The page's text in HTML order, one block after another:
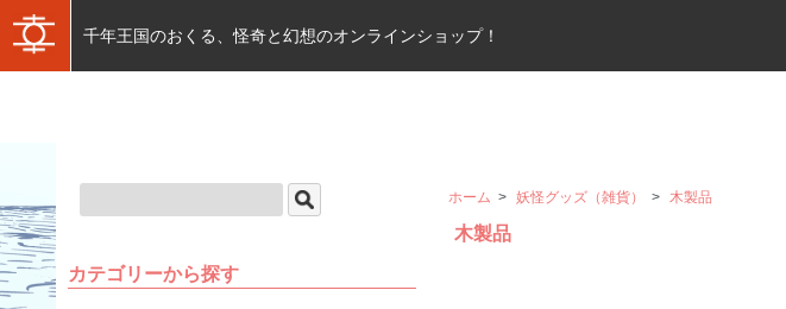
千年王国のおくる、怪奇と幻想のオンラインショップ！
ホーム > 妖怪グッズ（雑貨） > 木製品
木製品
カテゴリーから探す